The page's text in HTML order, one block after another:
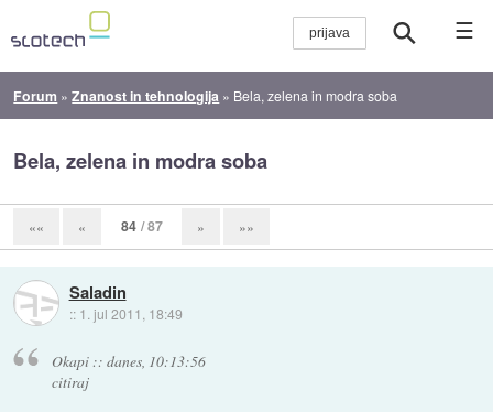
☰
Forum »Znanost in tehnologija » Bela, zelena in modra soba
Bela, zelena in modra soba
«« « 84 / 87 » »»
Saladin
:: 1. jul 2011, 18:49
Okapi :: danes, 10:13:56
citiraj